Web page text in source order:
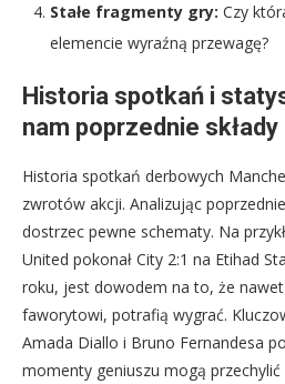
Stałe fragmenty gry: Czy
elemencie wyraźną przewagę?
Historia spotkań i
nam poprzednie składy
Historia spotkań derbowych
zwrotów akcji. Analizując
dostrzec pewne schematy. Na
United pokonał City 2:1 na Etihad
roku, jest dowodem na to, że
faworytowi, potrafią wygrać.
Amada Diallo i Bruno Fernandesa
momenty geniuszu mogą